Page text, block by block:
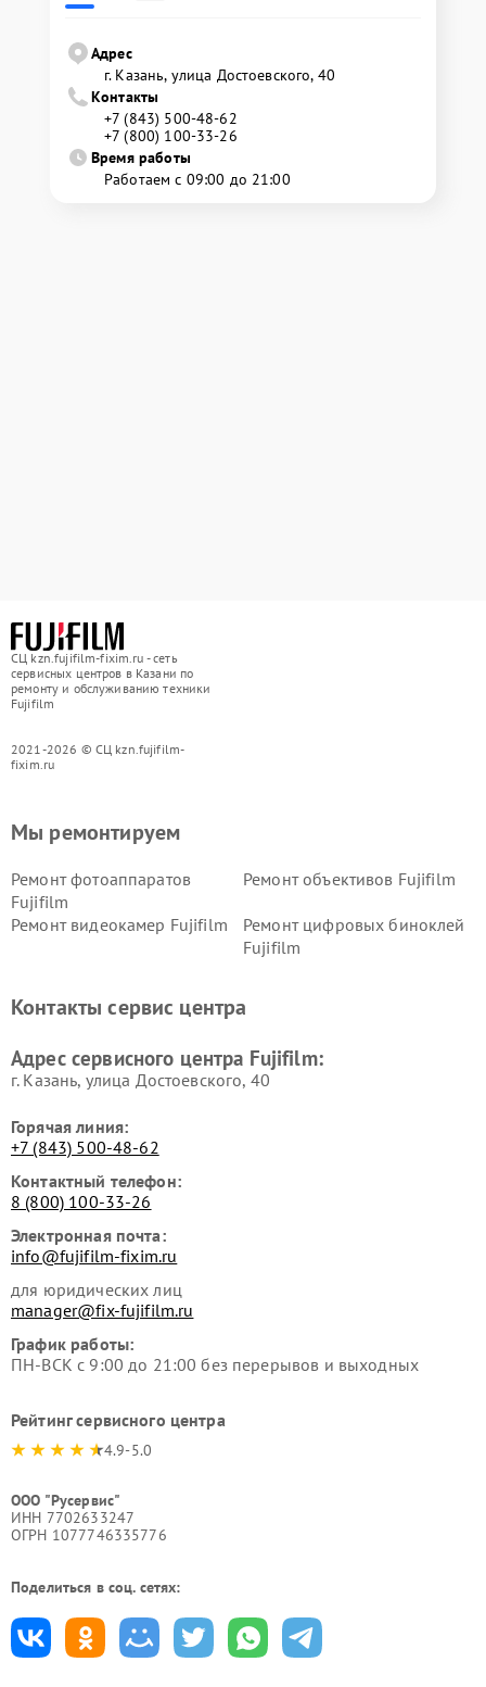
Адрес
г. Казань, улица Достоевского, 40
Контакты
+7 (843) 500-48-62
+7 (800) 100-33-26
Время работы
Работаем с 09:00 до 21:00
СЦ kzn.fujifilm-fixim.ru - сеть
сервисных центров в Казани по
ремонту и обслуживанию техники
Fujifilm
2021-2026 © СЦ kzn.fujifilm-
fixim.ru
Мы ремонтируем
Ремонт фотоаппаратов
Fujifilm
Ремонт объективов Fujifilm
Ремонт видеокамер Fujifilm
Ремонт цифровых биноклей
Fujifilm
Контакты сервис центра
Адрес сервисного центра Fujifilm:
г. Казань, улица Достоевского, 40
Горячая линия:
+7 (843) 500-48-62
Контактный телефон:
8 (800) 100-33-26
Электронная почта:
info@fujifilm-fixim.ru
для юридических лиц
manager@fix-fujifilm.ru
График работы:
ПН-ВСК с 9:00 до 21:00 без перерывов и выходных
Рейтинг сервисного центра
4.9-5.0
ООО "Русервис"
ИНН 7702633247
ОГРН 1077746335776
Поделиться в соц. сетях: